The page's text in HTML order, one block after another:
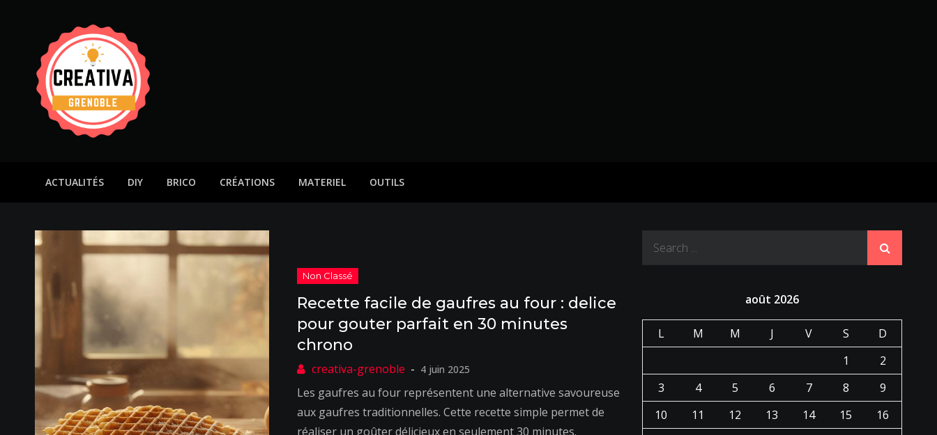
ACTUALITÉS DIY BRICO CRÉATIONS MATERIEL OUTILS
Recette facile de gaufres au four : delice
pour gouter parfait en 30 minutes
chrono
4 juin 2025
Les gaufres au four représentent une alternative savoureuse
aux gaufres traditionnelles. Cette recette simple permet de
réaliser un goûter délicieux en seulement 30 minutes.
août 2026
L M M J V S
D
1
2
3
4 5 6 7 8
9
10
11 12 13 14 15
16